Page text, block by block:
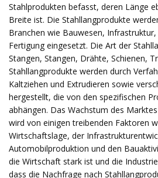
Stahlprodukten befasst, deren Länge
Breite ist. Die Stahllangprodukte
Branchen wie Bauwesen,
Fertigung eingesetzt. Die Art der
Stangen, Stangen, Drähte, Schienen,
Stahllangprodukte werden durch
Kaltziehen und Extrudieren sowie
hergestellt, die von den spezifischen
abhängen. Das Wachstum des
wird von einigen treibenden Faktoren
Wirtschaftslage, der
Automobilproduktion und den
die Wirtschaft stark ist und die
dass die Nachfrage nach